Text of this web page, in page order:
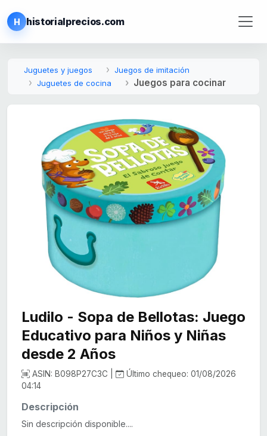
H historialprecios.com
Juguetes y juegos
Juegos de imitación
Juguetes de cocina
Juegos para cocinar
Ludilo - Sopa de Bellotas: Juego
Educativo para Niños y Niñas
desde 2 Años
ASIN: B098P27C3C |
Último chequeo: 01/08/2026
04:14
Descripción
Sin descripción disponible....